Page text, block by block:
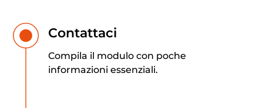
Contattaci
Compila il modulo con poche
informazioni essenziali.